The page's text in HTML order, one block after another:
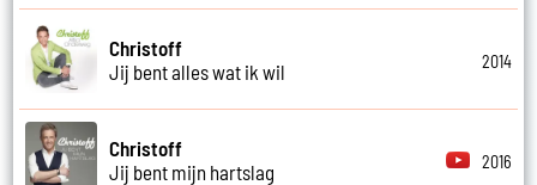
Christoff
Jij bent alles wat ik wil
2014
Christoff
Jij bent mijn hartslag
2016